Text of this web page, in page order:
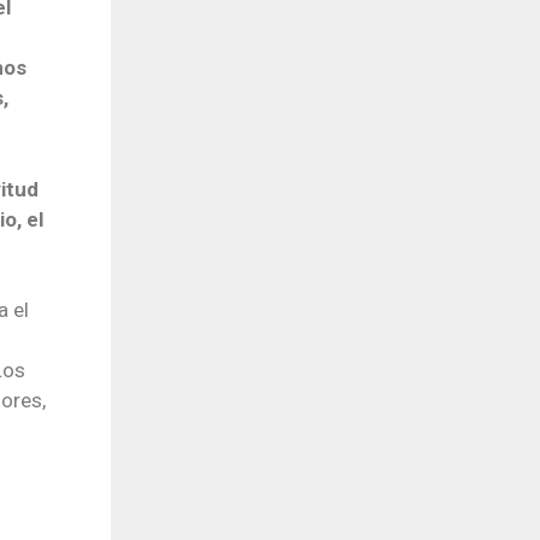
el
el